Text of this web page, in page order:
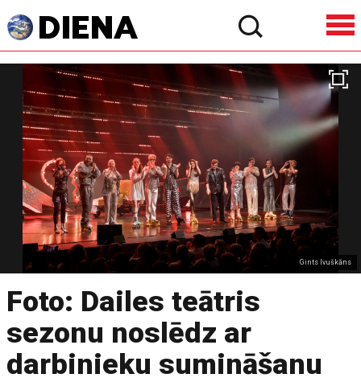
Gints Ivuškāns
Foto: Dailes teātris
sezonu noslēdz ar
darbinieku sumināšanu